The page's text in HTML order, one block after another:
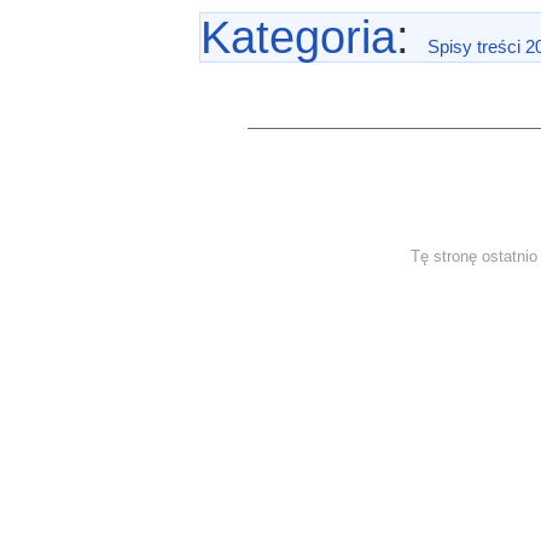
Kategoria: Spisy treści
Tę stronę